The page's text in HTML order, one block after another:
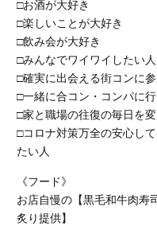
□お酒が大好き
□楽しいことが大好き
□飲み会が大好き
□みんなでワイワイしたい人
□確実に出会える街コンに
□一緒に合コン・コンパに
□家と職場の往復の毎日を
□コロナ対策万全の安心し
たい人
《フード》
お店自慢の【黒毛和牛肉
炙り提供】